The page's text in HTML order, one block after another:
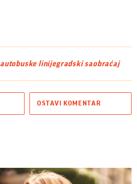
autobuske linijegradski saobraćaj
OSTAVI KOMENTAR